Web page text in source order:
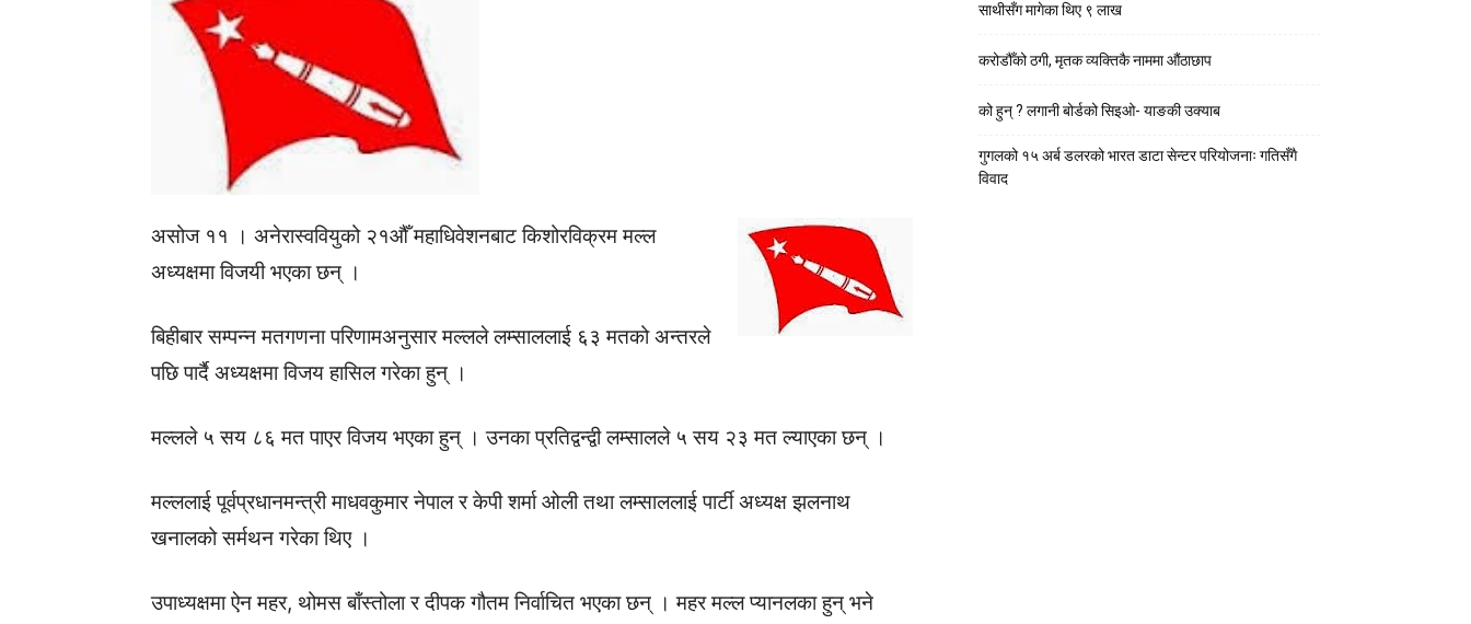
असोज ११ । अनेरास्ववियुको २१औँ महाधिवेशनबाट किशोरविक्रम मल्ल
अध्यक्षमा विजयी भएका छन् ।
बिहीबार सम्पन्न मतगणना परिणामअनुसार मल्लले लम्साललाई ६३ मतको अन्तरले
पछि पार्दै अध्यक्षमा विजय हासिल गरेका हुन् ।
मल्लले ५ सय ८६ मत पाएर विजय भएका हुन् । उनका प्रतिद्वन्द्वी लम्सालले ५ सय २३ मत ल्याएका छन् ।
मल्ललाई पूर्वप्रधानमन्त्री माधवकुमार नेपाल र केपी शर्मा ओली तथा लम्साललाई पार्टी अध्यक्ष झलनाथ
खनालको सर्मथन गरेका थिए ।
उपाध्यक्षमा ऐन महर, थोमस बाँस्तोला र दीपक गौतम निर्वाचित भएका छन् । महर मल्ल प्यानलका हुन् भने
साथीसँग मागेका थिए ९ लाख
करोडौँको ठगी, मृतक व्यक्तिकै नाममा औंठाछाप
को हुन् ? लगानी बोर्डको सिइओ- याङकी उक्याब
गुगलको १५ अर्ब डलरको भारत डाटा सेन्टर परियोजनाः गतिसँगै
विवाद